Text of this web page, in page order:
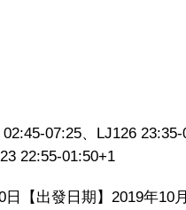
07:25、LJ126 23:35-
22:55-01:50+1
日【出發日期】2019年10